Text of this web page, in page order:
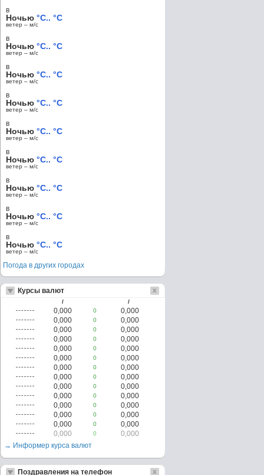
в
Ночью °C.. °C
ветер – м/c
в
Ночью °C.. °C
ветер – м/c
в
Ночью °C.. °C
ветер – м/c
в
Ночью °C.. °C
ветер – м/c
в
Ночью °C.. °C
ветер – м/c
в
Ночью °C.. °C
ветер – м/c
в
Ночью °C.. °C
ветер – м/c
в
Ночью °C.. °C
ветер – м/c
в
Ночью °C.. °C
ветер – м/c
Погода в других городах
Курсы валют
/ /
0,000 0
0,000
0,000
0
0,000
0,000
0
0,000
0,000
0
0,000
0,000
0
0,000
0,000
0
0,000
0,000
0
0,000
0,000
0
0,000
0,000
0
0,000
0,000
0
0,000
0,000
0
0,000
0,000
0
0,000
0,000
0
0,000
0,000
0
0,000
→ Информер курса валют
Поздравления на телефон